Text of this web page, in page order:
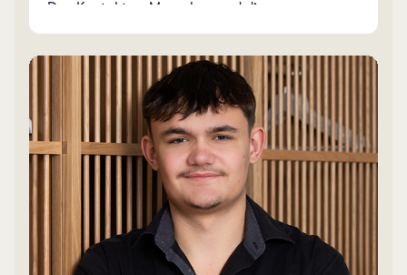
Den Kontakt zu Menschen und die
Kommunikation im Berufsalltag haben die in
Davos Aufgewachsene zu uns geführt. Mit ihrer
unbeschreiblichen Engelsgeduld ergänzt sie
unser Team perfekt.